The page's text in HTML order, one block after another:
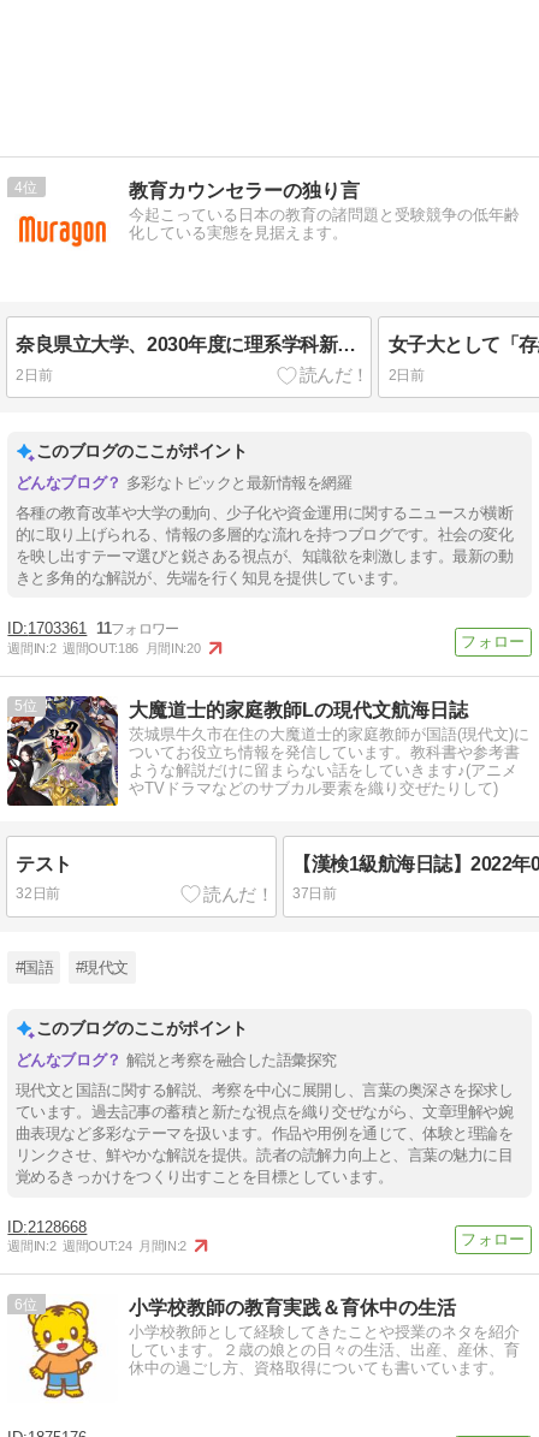
4 教育カウンセラーの独り言
今起こっている日本の教育の諸問題と受験競争の低年齢
化している実態を見据えます。
奈良県立大学、2030年度に理系学科新設予定
2日前 2日前
このブログのここがポイント
多彩なトピックと最新情報を網羅
各種の教育改革や大学の動向、少子化や資金運用に関するニュースが横断
的に取り上げられる、情報の多層的な流れを持つブログです。社会の変化
を映し出すテーマ選びと鋭さある視点が、知識欲を刺激します。最新の動
きと多角的な解説が、先端を行く知見を提供しています。
1703361 11
週間IN:2 週間OUT:186 月間IN:20
5 大魔道士的家庭教師Lの現代文航海日誌
茨城県牛久市在住の大魔道士的家庭教師が国語(現代文)に
ついてお役立ち情報を発信しています。教科書や参考書
ような解説だけに留まらない話をしていきます♪(アニメ
やTVドラマなどのサブカル要素を織り交ぜたりして)
テスト
32日前 37日前
#国語 #現代文
このブログのここがポイント
解説と考察を融合した語彙探究
現代文と国語に関する解説、考察を中心に展開し、言葉の奥深さを探求し
ています。過去記事の蓄積と新たな視点を織り交ぜながら、文章理解や婉
曲表現など多彩なテーマを扱います。作品や用例を通じて、体験と理論を
リンクさせ、鮮やかな解説を提供。読者の読解力向上と、言葉の魅力に目
覚めるきっかけをつくり出すことを目標としています。
2128668
週間IN:2 週間OUT:24 月間IN:2
6 小学校教師の教育実践＆育休中の生活
小学校教師として経験してきたことや授業のネタを紹介
しています。２歳の娘との日々の生活、出産、産休、育
休中の過ごし方、資格取得についても書いています。